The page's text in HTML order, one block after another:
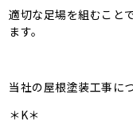
適切な足場を組むこと
ます。
当社の屋根塗装工事に
＊K＊